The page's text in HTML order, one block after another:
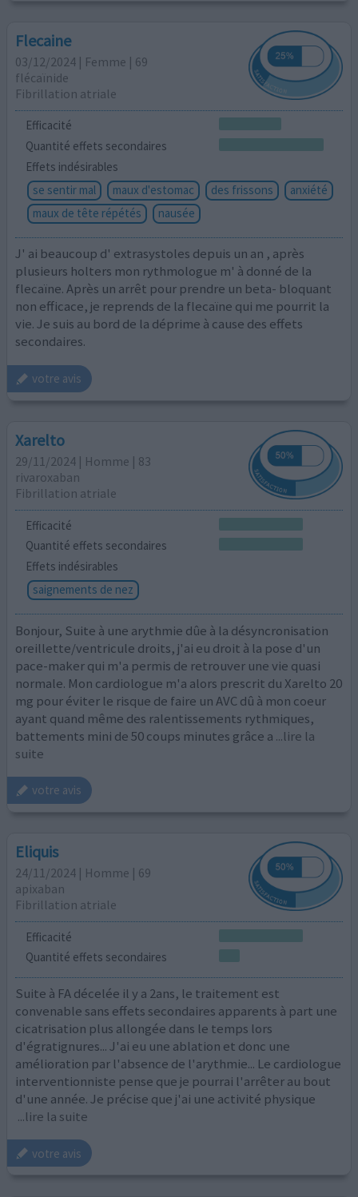
Flecaine
03/12/2024 | Femme | 69
flécaïnide
Fibrillation atriale
Efficacité
Quantité effets secondaires
Effets indésirables
se sentir mal
maux d'estomac des frissons
anxiété
maux de tête répétés
nausée
J' ai beaucoup d' extrasystoles depuis un an , après
plusieurs holters mon rythmologue m' à donné de la
flecaïne. Après un arrêt pour prendre un beta- bloquant
non efficace, je reprends de la flecaïne qui me pourrit la
vie. Je suis au bord de la déprime à cause des effets
secondaires.
votre avis
Xarelto
29/11/2024 | Homme | 83
rivaroxaban
Fibrillation atriale
Efficacité
Quantité effets secondaires
Effets indésirables
saignements de nez
Bonjour, Suite à une arythmie dûe à la désyncronisation
oreillette/ventricule droits, j'ai eu droit à la pose d'un
pace-maker qui m'a permis de retrouver une vie quasi
normale. Mon cardiologue m'a alors prescrit du Xarelto 20
mg pour éviter le risque de faire un AVC dû à mon coeur
ayant quand même des ralentissements rythmiques,
battements mini de 50 coups minutes grâce a ...lire la
suite
votre avis
Eliquis
24/11/2024 | Homme | 69
apixaban
Fibrillation atriale
Efficacité
Quantité effets secondaires
Suite à FA décelée il y a 2ans, le traitement est
convenable sans effets secondaires apparents à part une
cicatrisation plus allongée dans le temps lors
d'égratignures... J'ai eu une ablation et donc une
amélioration par l'absence de l'arythmie... Le cardiologue
interventionniste pense que je pourrai l'arrêter au bout
d'une année. Je précise que j'ai une activité physique
...lire la suite
votre avis